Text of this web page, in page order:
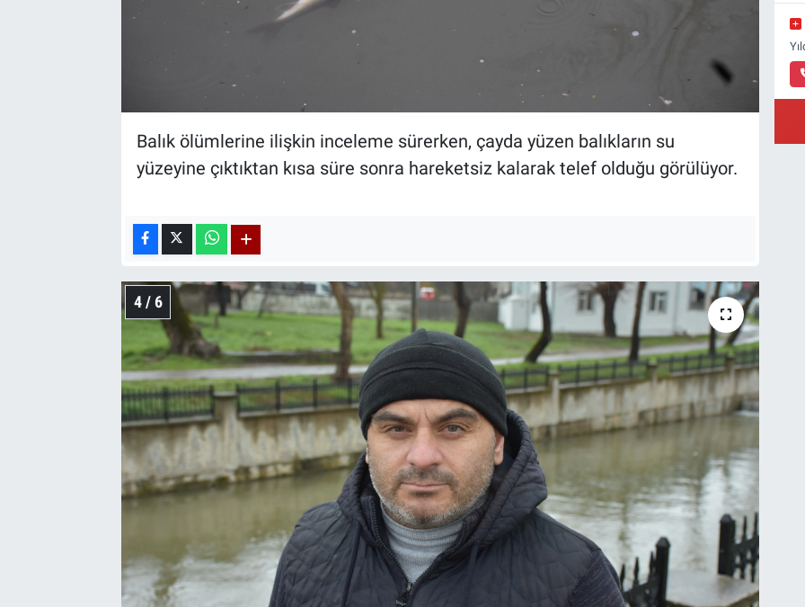
Balık ölümlerine ilişkin inceleme sürerken, çayda yüzen balıkların su
yüzeyine çıktıktan kısa süre sonra hareketsiz kalarak telef olduğu görülüyor.
4 / 6